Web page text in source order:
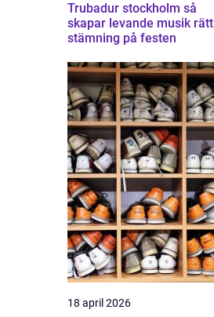
Trubadur stockholm så
skapar levande musik rätt
stämning på festen
18 april 2026